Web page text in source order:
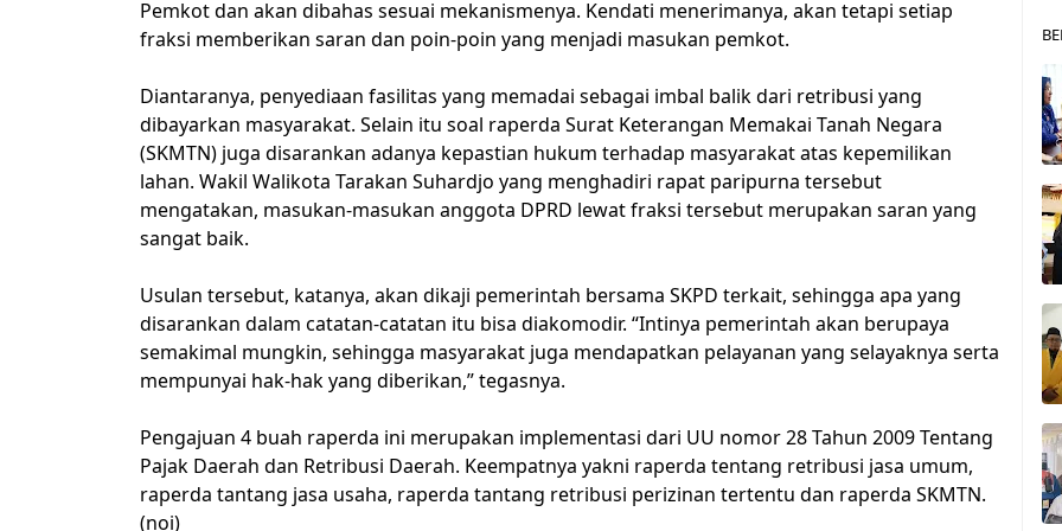
Pemkot dan akan dibahas sesuai mekanismenya. Kendati menerimanya, akan tetapi setiap
fraksi memberikan saran dan poin-poin yang menjadi masukan pemkot.
Diantaranya, penyediaan fasilitas yang memadai sebagai imbal balik dari retribusi yang
dibayarkan masyarakat. Selain itu soal raperda Surat Keterangan Memakai Tanah Negara
(SKMTN) juga disarankan adanya kepastian hukum terhadap masyarakat atas kepemilikan
lahan. Wakil Walikota Tarakan Suhardjo yang menghadiri rapat paripurna tersebut
mengatakan, masukan-masukan anggota DPRD lewat fraksi tersebut merupakan saran yang
sangat baik.
Usulan tersebut, katanya, akan dikaji pemerintah bersama SKPD terkait, sehingga apa yang
disarankan dalam catatan-catatan itu bisa diakomodir. “Intinya pemerintah akan berupaya
semakimal mungkin, sehingga masyarakat juga mendapatkan pelayanan yang selayaknya serta
mempunyai hak-hak yang diberikan,” tegasnya.
Pengajuan 4 buah raperda ini merupakan implementasi dari UU nomor 28 Tahun 2009 Tentang
Pajak Daerah dan Retribusi Daerah. Keempatnya yakni raperda tentang retribusi jasa umum,
raperda tantang jasa usaha, raperda tantang retribusi perizinan tertentu dan raperda SKMTN.
(noi)